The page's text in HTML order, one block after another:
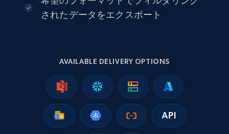
eCommerce
Google Shopping
URL, Product id, Title, Product description,
Rating, Reviews count, Images, Variations, and
されたデータをエクスポート
AVAILABLE DELIVERY OPTIONS